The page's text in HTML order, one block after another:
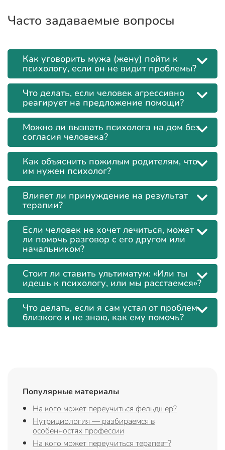
Часто задаваемые вопросы
Как уговорить мужа (жену) пойти к
психологу, если он не видит проблемы?
Что делать, если человек агрессивно
реагирует на предложение помощи?
Можно ли вызвать психолога на дом без
согласия человека?
Как объяснить пожилым родителям, что
им нужен психолог?
Влияет ли принуждение на результат
терапии?
Если человек не хочет лечиться, может
ли помочь разговор с его другом или
начальником?
Стоит ли ставить ультиматум: «Или ты
идешь к психологу, или мы расстаемся»?
Что делать, если я сам устал от проблем
близкого и не знаю, как ему помочь?
Популярные материалы
На кого может переучиться фельдшер?
Нутрициология — разбираемся в
особенностях профессии
На кого может переучиться терапевт?